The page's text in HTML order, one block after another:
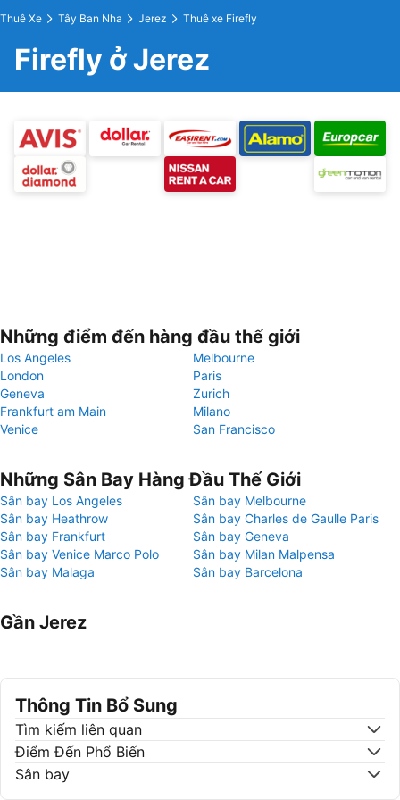
Thuê Xe Tây Ban Nha Jerez Thuê xe Firefly
Firefly ở Jerez
Những điểm đến hàng đầu thế giới
Los Angeles
Melbourne
London
Paris
Geneva
Zurich
Frankfurt am Main
Milano
Venice
San Francisco
Những Sân Bay Hàng Đầu Thế Giới
Sân bay Los Angeles
Sân bay Melbourne
Sân bay Heathrow
Sân bay Charles de Gaulle Paris
Sân bay Frankfurt
Sân bay Geneva
Sân bay Venice Marco Polo
Sân bay Milan Malpensa
Sân bay Malaga
Sân bay Barcelona
Gần Jerez
Thông Tin Bổ Sung
Tìm kiếm liên quan
Điểm Đến Phổ Biến
Sân bay